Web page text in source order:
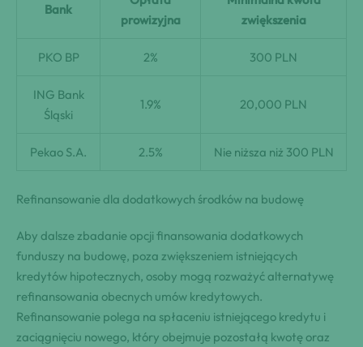
Bank
prowizyjna
zwiększenia
PKO BP 2% 300 PLN
ING Bank
Śląski
1.9% 20,000 PLN
Pekao S.A. 2.5% Nie niższa niż 300 PLN
Refinansowanie dla dodatkowych środków na budowę
Aby dalsze zbadanie opcji finansowania dodatkowych
funduszy na budowę, poza zwiększeniem istniejących
kredytów hipotecznych, osoby mogą rozważyć alternatywę
refinansowania obecnych umów kredytowych.
Refinansowanie polega na spłaceniu istniejącego kredytu i
zaciągnięciu nowego, który obejmuje pozostałą kwotę oraz